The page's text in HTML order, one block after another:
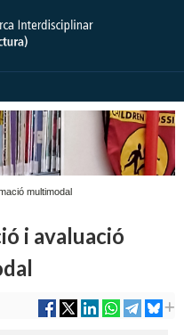
multimodal
i avaluació